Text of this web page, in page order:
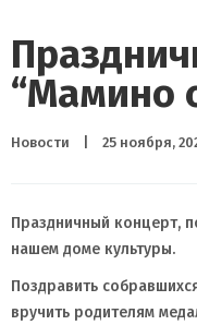
“Мамино
Новости 25 ноября,
Праздничный концерт,
нашем доме культуры.
Поздравить
вручить родителям